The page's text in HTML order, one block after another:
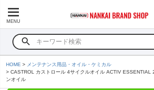
MENU
HOME
メンテナンス用品・オイル・ケミカル
CASTROL カストロール 4サイクルオイル ACTIV
ンオイル